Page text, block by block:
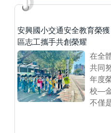
安興國小交通安全教育榮
區志工攜手共創榮耀
在全
共同
年度
校—
不僅
2025-